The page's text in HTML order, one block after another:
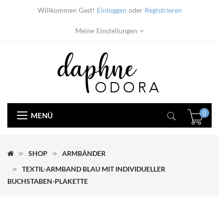
Willkommen Gast! Einloggen oder Registrieren
Meine Einstellungen
MENÜ 0
SHOP
ARMBÄNDER
TEXTIL-ARMBAND BLAU MIT INDIVIDUELLER
BUCHSTABEN-PLAKETTE